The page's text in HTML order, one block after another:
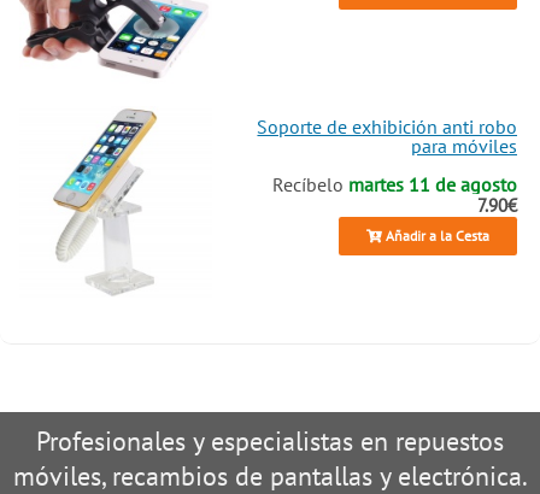
Soporte de exhibición anti robo
para móviles
Recíbelo martes 11 de agosto
7.90€
Añadir a la Cesta
Profesionales y especialistas en repuestos
móviles, recambios de pantallas y electrónica.